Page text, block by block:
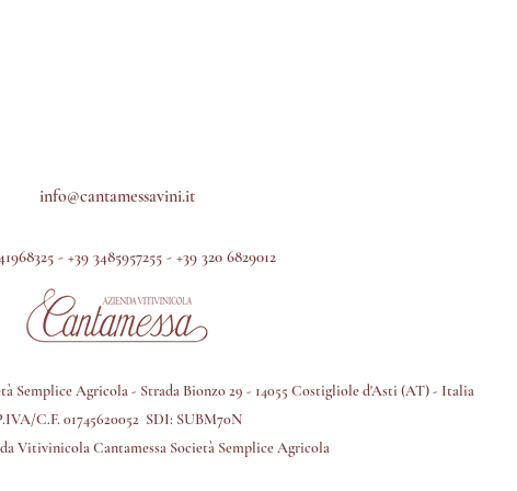
info@cantamessavini.it
- +39 3485957255 - +39 320 6829012
Semplice Agricola - Strada Bionzo 29 - 14055 Costigliole d'Asti (AT) - Italia
C.F. 01745620052 SDI: SUBM70N
Vitivinicola Cantamessa Società Semplice Agricola